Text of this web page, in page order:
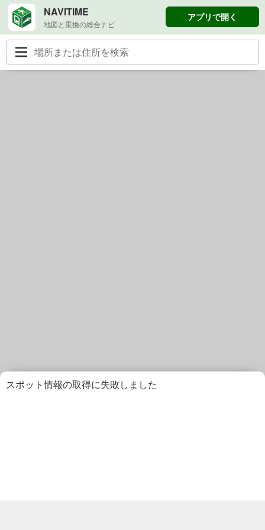
NAVITIME
地図と乗換の総合ナビ
アプリで開く
スポット情報の取得に失敗しました